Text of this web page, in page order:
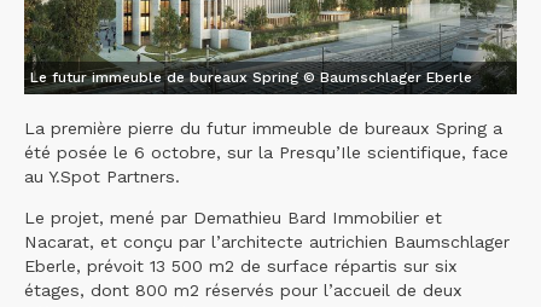
Le futur immeuble de bureaux Spring © Baumschlager Eberle
La première pierre du futur immeuble de bureaux Spring a
été posée le 6 octobre, sur la Presqu’Ile scientifique, face
au Y.Spot Partners.
Le projet, mené par Demathieu Bard Immobilier et
Nacarat, et conçu par l’architecte autrichien Baumschlager
Eberle, prévoit 13 500 m2 de surface répartis sur six
étages, dont 800 m2 réservés pour l’accueil de deux